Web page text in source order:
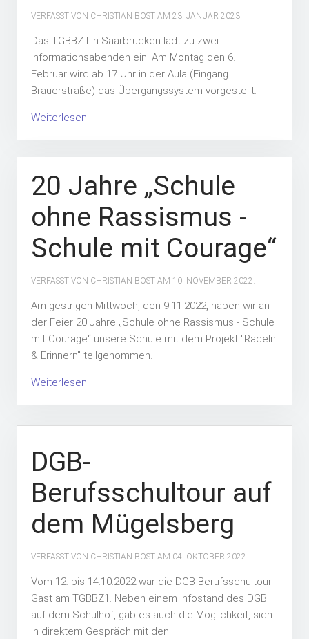
VERFASST VON CHRISTIAN BOST AM 23. JANUAR 2023.
Das TGBBZ I in Saarbrücken lädt zu zwei
Informationsabenden ein. Am Montag den 6.
Februar wird ab 17 Uhr in der Aula (Eingang
Brauerstraße) das Übergangssystem vorgestellt.
Weiterlesen
20 Jahre „Schule
ohne Rassismus -
Schule mit Courage“
VERFASST VON CHRISTIAN BOST AM 10. NOVEMBER 2022.
Am gestrigen Mittwoch, den 9.11.2022, haben wir an
der Feier 20 Jahre „Schule ohne Rassismus - Schule
mit Courage“ unsere Schule mit dem Projekt "Radeln
& Erinnern" teilgenommen.
Weiterlesen
DGB-
Berufsschultour auf
dem Mügelsberg
VERFASST VON CHRISTIAN BOST AM 04. OKTOBER 2022.
Vom 12. bis 14.10.2022 war die DGB-Berufsschultour
Gast am TGBBZ1. Neben einem Infostand des DGB
auf dem Schulhof, gab es auch die Möglichkeit, sich
in direktem Gespräch mit den